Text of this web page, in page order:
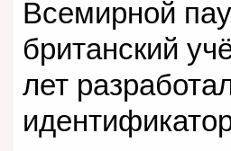
Всемирной
британский
лет